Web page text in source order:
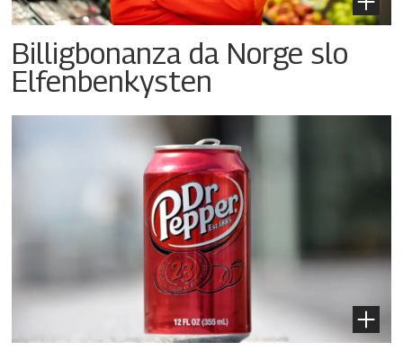
Billigbonanza da Norge slo
Elfenbenkysten